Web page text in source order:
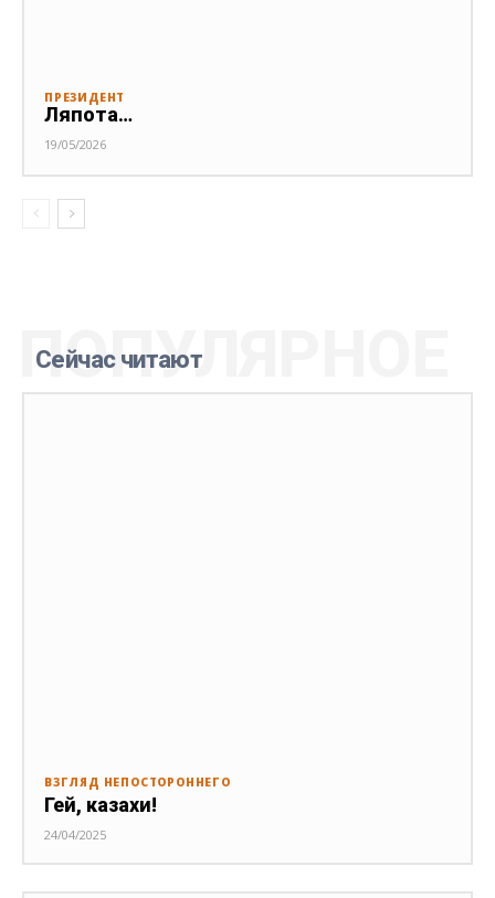
ПРЕЗИДЕНТ
Ляпота…
19/05/2026
Сейчас читают
ПОПУЛЯРНОЕ
ВЗГЛЯД НЕПОСТОРОННЕГО
Гей, казахи!
24/04/2025